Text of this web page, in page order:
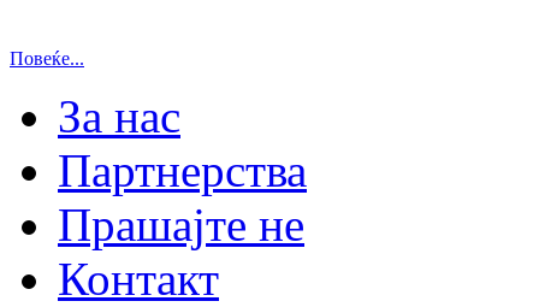
Повеќе...
За нас
Партнерства
Прашајте не
Контакт